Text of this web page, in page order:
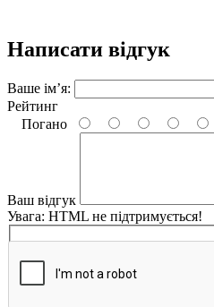
Написати відгук
Ваше ім’я:
Рейтинг
Погано
Ваш відгук
Увага: HTML не підтримується!